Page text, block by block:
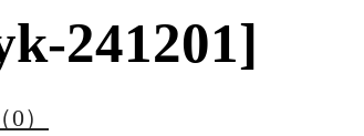
241201]
（0）